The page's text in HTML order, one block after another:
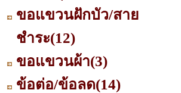
ขอแขวนฝักบัว/สาย
ชำระ(12)
ขอแขวนผ้า(3)
ข้อต่อ/ข้อลด(14)